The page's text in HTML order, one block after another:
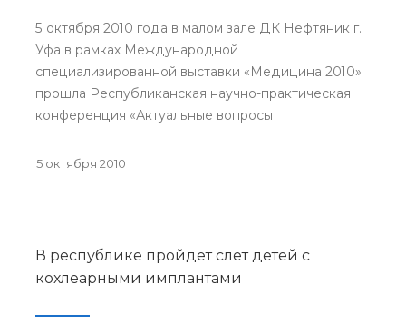
5 октября 2010 года в малом зале ДК Нефтяник г.
Уфа в рамках Международной
специализированной выставки «Медицина 2010»
прошла Республиканская научно-практическая
конференция «Актуальные вопросы
5 октября 2010
В республике пройдет слет детей с
кохлеарными имплантами